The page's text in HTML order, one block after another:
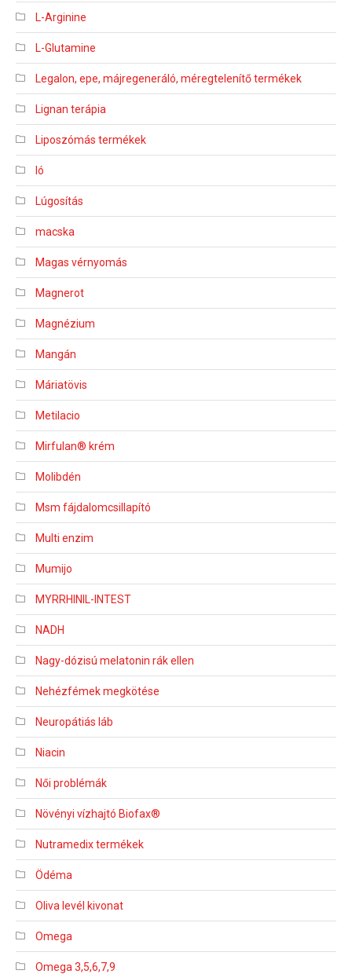
L-Arginine
L-Glutamine
Legalon, epe, májregeneráló, méregtelenítő termékek
Lignan terápia
Liposzómás termékek
ló
Lúgosítás
macska
Magas vérnyomás
Magnerot
Magnézium
Mangán
Máriatövis
Metilacio
Mirfulan® krém
Molibdén
Msm fájdalomcsillapító
Multi enzim
Mumijo
MYRRHINIL-INTEST
NADH
Nagy-dózisú melatonin rák ellen
Nehézfémek megkötése
Neuropátiás láb
Niacin
Női problémák
Növényi vízhajtó Biofax®
Nutramedix termékek
Ödéma
Oliva levél kivonat
Omega
Omega 3,5,6,7,9